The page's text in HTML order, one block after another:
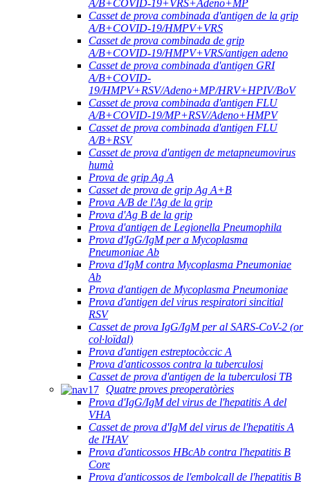
A/B+COVID-19+VRS+Adeno+MP
Casset de prova combinada d'antigen de la grip
A/B+COVID-19/HMPV+VRS
Casset de prova combinada de grip
A/B+COVID-19/HMPV+VRS/antigen adeno
Casset de prova combinada d'antigen GRI
A/B+COVID-
19/HMPV+RSV/Adeno+MP/HRV+HPIV/BoV
Casset de prova combinada d'antigen FLU
A/B+COVID-19/MP+RSV/Adeno+HMPV
Casset de prova combinada d'antigen FLU
A/B+RSV
Casset de prova d'antigen de metapneumovirus
humà
Prova de grip Ag A
Casset de prova de grip Ag A+B
Prova A/B de l'Ag de la grip
Prova d'Ag B de la grip
Prova d'antigen de Legionella Pneumophila
Prova d'IgG/IgM per a Mycoplasma
Pneumoniae Ab
Prova d'IgM contra Mycoplasma Pneumoniae
Ab
Prova d'antigen de Mycoplasma Pneumoniae
Prova d'antigen del virus respiratori sincitial
RSV
Casset de prova IgG/IgM per al SARS-CoV-2 (or
col·loïdal)
Prova d'antigen estreptocòccic A
Prova d'anticossos contra la tuberculosi
Casset de prova d'antigen de la tuberculosi TB
Quatre proves preoperatòries
Prova d'IgG/IgM del virus de l'hepatitis A del
VHA
Casset de prova d'IgM del virus de l'hepatitis A
de l'HAV
Prova d'anticossos HBcAb contra l'hepatitis B
Core
Prova d'anticossos de l'embolcall de l'hepatitis B